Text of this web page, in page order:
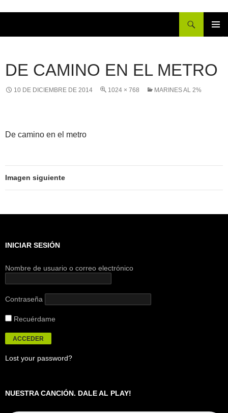
DE CAMINO EN EL METRO
10 DE DICIEMBRE DE 2014 1024 × 768 MARINES AL 2%
De camino en el metro
Imagen siguiente
INICIAR SESIÓN
Nombre de usuario o correo electrónico
Contraseña
Recuérdame
Lost your password?
NUESTRA CANCIÓN. DALE AL PLAY!